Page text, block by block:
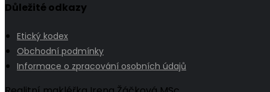
Důležité odkazy
Etický kodex
Obchodní podmínky
Informace o zpracování osobních údajů